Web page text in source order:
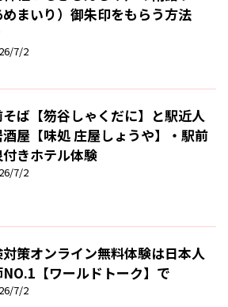
めまいり）御朱印をもらう方法
7/2
ば【笏谷しゃくだに】と駅近人
屋【味処 庄屋しょうや】・駅前
きホテル体験
7/2
策オンライン無料体験は日本人
【ワールドトーク】で
7/2